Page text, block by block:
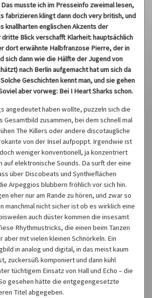
Das musste ich im Presseinfo zweimal lesen,
fabrizieren klingt dann doch very british, und
knallharten englischen Akzents der
dritte Blick verschafft Klarheit: hauptsächlich
dort erwähnte Halbfranzose Pierre, der in
sich dann wie die Hälfte der Jugend von
nach Berlin aufgemacht hat um sich da
Geschichten kennt man, und sie gehen
aber vorweg: Bei I Heart Sharks schon.
angedeutet haben wollte, puzzeln sich die
Gesamtbild zusammen, bei dem schnell mal
The Killers oder andere discotaugliche
von der Insel aufpoppt. Irgendwie ist
weniger konventionell, ja konzentriert
auf elektronische Sounds. Da surft der eine
über Discobeats und Synthieflächen
Arpeggios blubbern fröhlich vor sich hin.
eher nur am Rande zu hören, und zwar so
manchmal nicht sicher ist ob es wirklich eine
auch düster kommen die insesamt
Rhythmustricks, die einen beim Tanzen
aber mit vielen kleinen Schnörkeln. Ein
in analog und digital, in das meist kaum
zuckersüß komponiert und dann kühl
tüchtigem Einsatz von Hall und Echo – die
gesehen hätte die entgegengesetzte
Titel abgegeben.